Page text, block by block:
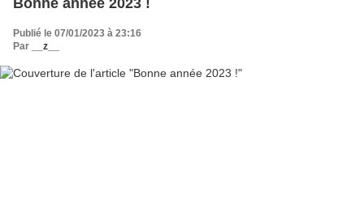
Publié le 07/01/2023 à 23:16
Par
__z__